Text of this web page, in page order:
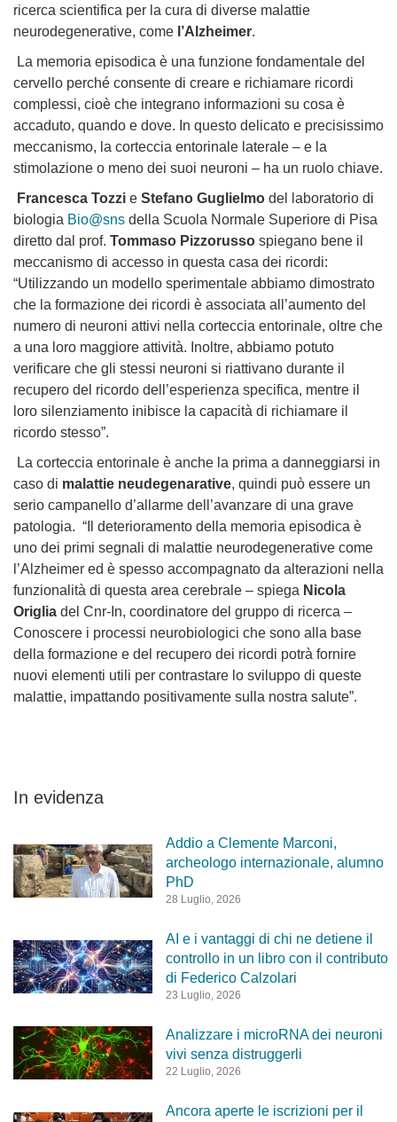
ricerca scientifica per la cura di diverse malattie
neurodegenerative, come l’Alzheimer.
La memoria episodica è una funzione fondamentale del
cervello perché consente di creare e richiamare ricordi
complessi, cioè che integrano informazioni su cosa è
accaduto, quando e dove. In questo delicato e precisissimo
meccanismo, la corteccia entorinale laterale – e la
stimolazione o meno dei suoi neuroni – ha un ruolo chiave.
Francesca Tozzi e Stefano Guglielmo del laboratorio di
biologia Bio@sns della Scuola Normale Superiore di Pisa
diretto dal prof. Tommaso Pizzorusso spiegano bene il
meccanismo di accesso in questa casa dei ricordi:
“Utilizzando un modello sperimentale abbiamo dimostrato
che la formazione dei ricordi è associata all’aumento del
numero di neuroni attivi nella corteccia entorinale, oltre che
a una loro maggiore attività. Inoltre, abbiamo potuto
verificare che gli stessi neuroni si riattivano durante il
recupero del ricordo dell’esperienza specifica, mentre il
loro silenziamento inibisce la capacità di richiamare il
ricordo stesso”.
La corteccia entorinale è anche la prima a danneggiarsi in
caso di malattie neudegenarative, quindi può essere un
serio campanello d’allarme dell’avanzare di una grave
patologia. “Il deterioramento della memoria episodica è
uno dei primi segnali di malattie neurodegenerative come
l’Alzheimer ed è spesso accompagnato da alterazioni nella
funzionalità di questa area cerebrale – spiega Nicola
Origlia del Cnr-In, coordinatore del gruppo di ricerca –
Conoscere i processi neurobiologici che sono alla base
della formazione e del recupero dei ricordi potrà fornire
nuovi elementi utili per contrastare lo sviluppo di queste
malattie, impattando positivamente sulla nostra salute”.
In evidenza
Addio a Clemente Marconi,
archeologo internazionale, alumno
PhD
28 Luglio, 2026
AI e i vantaggi di chi ne detiene il
controllo in un libro con il contributo
di Federico Calzolari
23 Luglio, 2026
Analizzare i microRNA dei neuroni
vivi senza distruggerli
22 Luglio, 2026
Ancora aperte le iscrizioni per il